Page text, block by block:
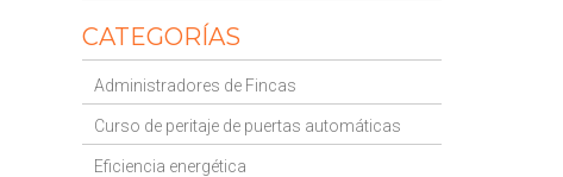
CATEGORÍAS
Administradores de Fincas
Curso de peritaje de puertas automáticas
Eficiencia energética